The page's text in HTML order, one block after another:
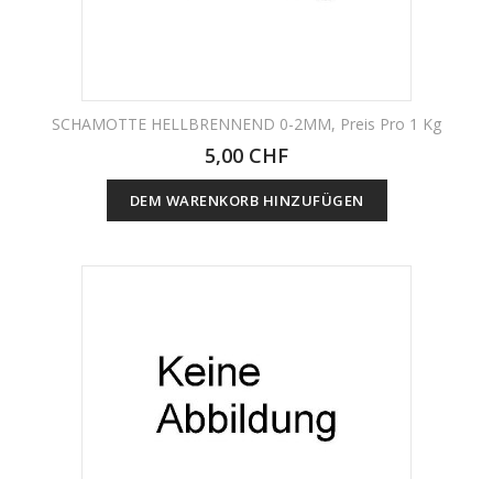
SCHAMOTTE HELLBRENNEND 0-2MM, Preis Pro 1 Kg
5,00 CHF
DEM WARENKORB HINZUFÜGEN